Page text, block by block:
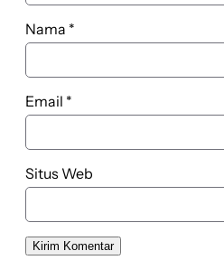
Nama *
Email *
Situs Web